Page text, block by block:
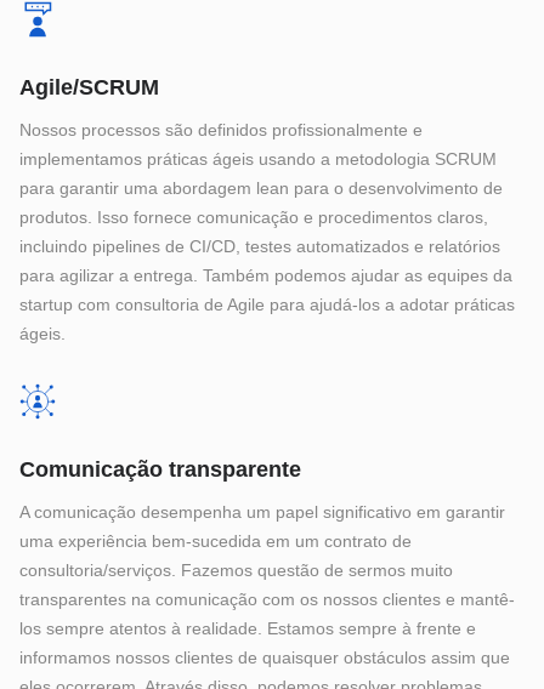
Agile/SCRUM
Nossos processos são definidos profissionalmente e
implementamos práticas ágeis usando a metodologia SCRUM
para garantir uma abordagem lean para o desenvolvimento de
produtos. Isso fornece comunicação e procedimentos claros,
incluindo pipelines de CI/CD, testes automatizados e relatórios
para agilizar a entrega. Também podemos ajudar as equipes da
startup com consultoria de Agile para ajudá-los a adotar práticas
ágeis.
Comunicação transparente
A comunicação desempenha um papel significativo em garantir
uma experiência bem-sucedida em um contrato de
consultoria/serviços. Fazemos questão de sermos muito
transparentes na comunicação com os nossos clientes e mantê-
los sempre atentos à realidade. Estamos sempre à frente e
informamos nossos clientes de quaisquer obstáculos assim que